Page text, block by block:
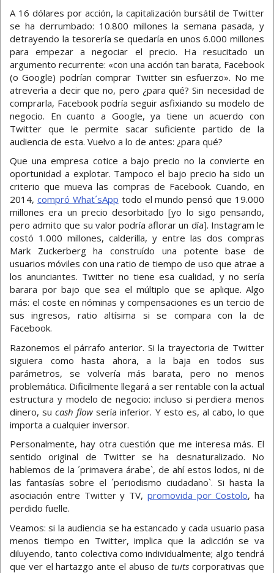
A 16 dólares por acción, la capitalización bursátil de Twitter
se ha derrumbado: 10.800 millones la semana pasada, y
detrayendo la tesorería se quedaría en unos 6.000 millones
para empezar a negociar el precio. Ha resucitado un
argumento recurrente: «con una acción tan barata, Facebook
(o Google) podrían comprar Twitter sin esfuerzo». No me
atreverìa a decir que no, pero ¿para qué? Sin necesidad de
comprarla, Facebook podría seguir asfixiando su modelo de
negocio. En cuanto a Google, ya tiene un acuerdo con
Twitter que le permite sacar suficiente partido de la
audiencia de esta. Vuelvo a lo de antes: ¿para qué?
Que una empresa cotice a bajo precio no la convierte en
oportunidad a explotar. Tampoco el bajo precio ha sido un
criterio que mueva las compras de Facebook. Cuando, en
2014, compró What´sApp todo el mundo pensó que 19.000
millones era un precio desorbitado [yo lo sigo pensando,
pero admito que su valor podría aflorar un día]. Instagram le
costó 1.000 millones, calderilla, y entre las dos compras
Mark Zuckerberg ha construído una potente base de
usuarios móviles con una ratio de tiempo de uso que atrae a
los anunciantes. Twitter no tiene esa cualidad, y no sería
barara por bajo que sea el múltiplo que se aplique. Algo
más: el coste en nóminas y compensaciones es un tercio de
sus ingresos, ratio altísima si se compara con la de
Facebook.
Razonemos el párrafo anterior. Si la trayectoria de Twitter
siguiera como hasta ahora, a la baja en todos sus
parámetros, se volvería más barata, pero no menos
problemática. Dificilmente llegará a ser rentable con la actual
estructura y modelo de negocio: incluso si perdiera menos
dinero, sucash flow sería inferior. Y esto es, al cabo, lo que
importa a cualquier inversor.
Personalmente, hay otra cuestión que me interesa más. El
sentido original de Twitter se ha desnaturalizado. No
hablemos de la ´primavera árabe`, de ahí estos lodos, ni de
las fantasías sobre el ´periodismo ciudadano`. Si hasta la
asociación entre Twitter y TV, promovida por Costolo, ha
perdido fuelle.
Veamos: si la audiencia se ha estancado y cada usuario pasa
menos tiempo en Twitter, implica que la adicción se va
diluyendo, tanto colectiva como individualmente; algo tendrá
que ver el hartazgo ante el abuso de tuits corporativas que